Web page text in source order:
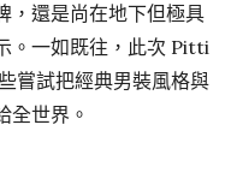
，還是尚在地下但極具
。一如既往，此次 Pitti
嘗試把經典男裝風格與
全世界。